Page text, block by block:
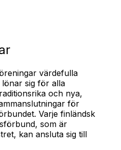
värdefulla
sig för alla
och nya,
för
Varje finländsk
som är
kan ansluta sig till